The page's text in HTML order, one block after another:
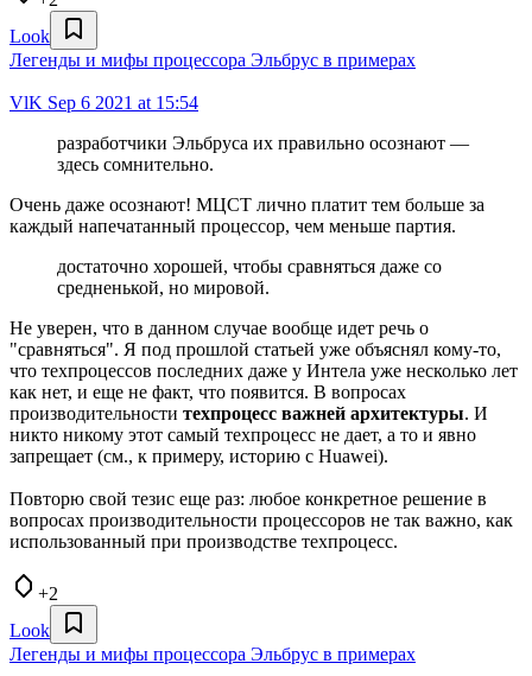
Look
Легенды и мифы процессора Эльбрус в примерах
VlK Sep 6 2021 at 15:54
разработчики Эльбруса их правильно осознают —
здесь сомнительно.
Очень даже осознают! МЦСТ лично платит тем больше за
каждый напечатанный процессор, чем меньше партия.
достаточно хорошей, чтобы сравняться даже со
средненькой, но мировой.
Не уверен, что в данном случае вообще идет речь о
"сравняться". Я под прошлой статьей уже объяснял кому-то,
что техпроцессов последних даже у Интела уже несколько лет
как нет, и еще не факт, что появится. В вопросах
производительности техпроцесс важней архитектуры. И
никто никому этот самый техпроцесс не дает, а то и явно
запрещает (см., к примеру, историю с Huawei).
Повторю свой тезис еще раз: любое конкретное решение в
вопросах производительности процессоров не так важно, как
использованный при производстве техпроцесс.
+2
Look
Легенды и мифы процессора Эльбрус в примерах